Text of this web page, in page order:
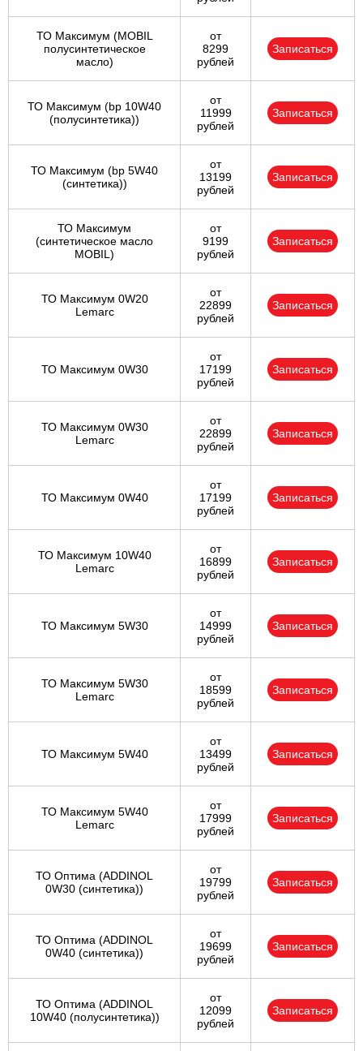
ТО Максимум (MOBIL
полуcинтетическое
масло)
от
8299
рублей
Записаться
ТО Максимум (bp 10W40
(полусинтетика))
от
11999
рублей
Записаться
ТО Максимум (bp 5W40
(синтетика))
от
13199
рублей
Записаться
ТО Максимум
(cинтетическое масло
MOBIL)
от
9199
рублей
Записаться
ТО Максимум 0W20
Lemarc
от
22899
рублей
Записаться
ТО Максимум 0W30
от
17199
рублей
Записаться
ТО Максимум 0W30
Lemarc
от
22899
рублей
Записаться
ТО Максимум 0W40
от
17199
рублей
Записаться
ТО Максимум 10W40
Lemarc
от
16899
рублей
Записаться
ТО Максимум 5W30
от
14999
рублей
Записаться
ТО Максимум 5W30
Lemarc
от
18599
рублей
Записаться
ТО Максимум 5W40
от
13499
рублей
Записаться
ТО Максимум 5W40
Lemarc
от
17999
рублей
Записаться
ТО Оптима (ADDINOL
0W30 (синтетика))
от
19799
рублей
Записаться
ТО Оптима (ADDINOL
0W40 (синтетика))
от
19699
рублей
Записаться
ТО Оптима (ADDINOL
10W40 (полусинтетика))
от
12099
рублей
Записаться